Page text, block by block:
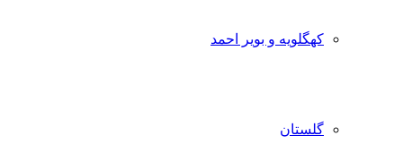
کهگلویه و بویر احمد
گلستان